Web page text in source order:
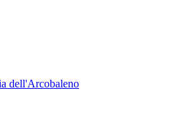
dell'Arcobaleno